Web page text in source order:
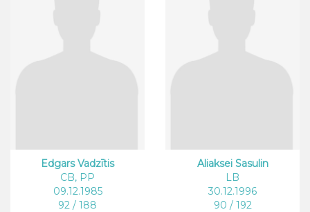
Edgars Vadzītis
CB, PP
09.12.1985
92 / 188
Aliaksei Sasulin
LB
30.12.1996
90 / 192